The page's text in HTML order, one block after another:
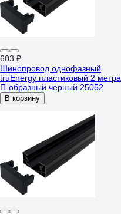
603 ₽
Шинопровод однофазный
truEnergy пластиковый 2 метра
П-образный черный 25052
В корзину